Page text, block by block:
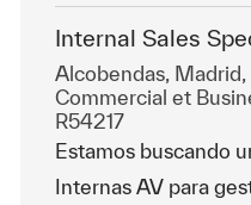
Internal Sales
Emplacement
Alcobendas, Madrid,
Catégorie
Commercial et
R54217
Estamos buscando
Internas AV para